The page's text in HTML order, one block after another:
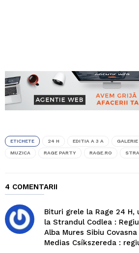
ETICHETE 24 H EDITIA A 3 A
MUZICA RAGE PARTY RAGE.RO
4 COMENTARII
Bituri grele la Rage 24
la Strandul Codlea :
Alba Mures Sibiu
Medias Csíkszereda :